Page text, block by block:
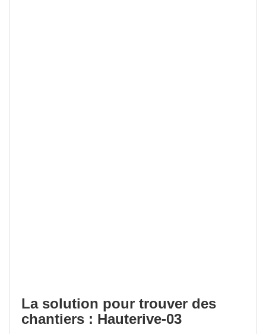
La solution pour trouver des
chantiers : Hauterive-03